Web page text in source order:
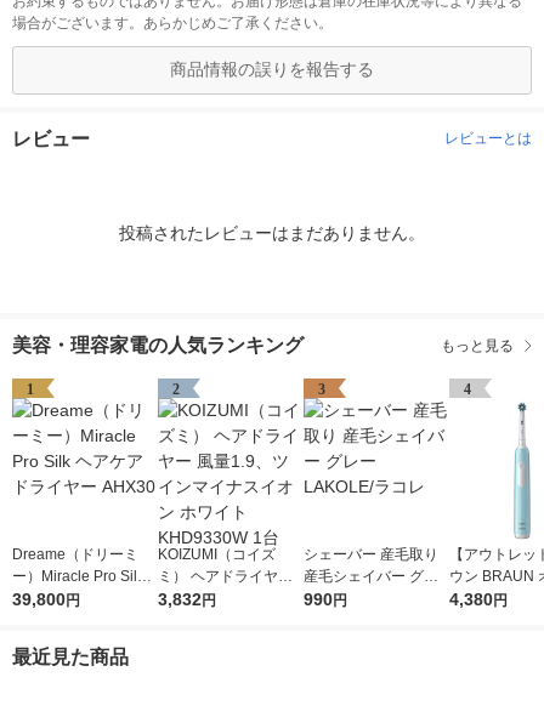
場合がございます。あらかじめご了承ください。
商品情報の誤りを報告する
レビュー レビューとは
投稿されたレビューはまだありません。
美容・理容家電の人気ランキング もっと見る
1
Dreame（ドリーミ
ー）Miracle Pro Silk
ヘアケアドライヤー A
39,800円
2
KOIZUMI（コイズ
ミ） ヘアドライヤー
風量1.9、ツインマイ
3,832円
3
シェーバー 産毛取り
産毛シェイバー グレ
ー LAKOLE/ラコレ
990円
4
【アウトレッ
ウン BRAUN
ルB 電動歯ブ
4,380円
最近見た商品